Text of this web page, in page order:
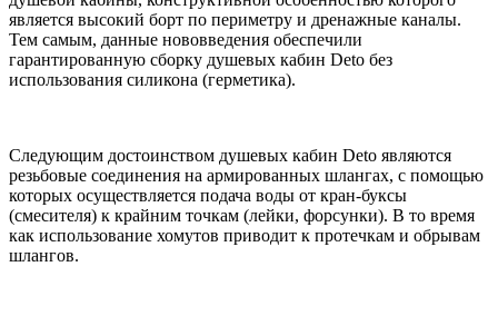
является высокий борт по периметру и дренажные каналы.
Тем самым, данные нововведения обеспечили
гарантированную сборку душевых кабин Deto без
использования силикона (герметика).
Следующим достоинством душевых кабин Deto являются
резьбовые соединения на армированных шлангах, с помощью
которых осуществляется подача воды от кран-буксы
(смесителя) к крайним точкам (лейки, форсунки). В то время
как использование хомутов приводит к протечкам и обрывам
шлангов.